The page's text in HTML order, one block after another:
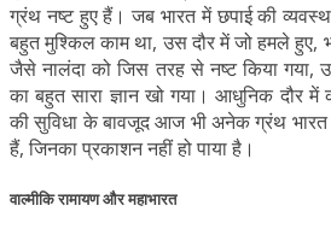
ग्रंथ नष्ट हुए हैं। जब भारत में छपाई की
बहुत मुश्किल काम था, उस दौर में जो हमले हुए,
जैसे नालंदा को जिस तरह से नष्ट किया गया,
का बहुत सारा ज्ञान खो गया। आधुनिक दौर
की सुविधा के बावजूद आज भी अनेक ग्रंथ भारत
हैं, जिनका प्रकाशन नहीं हो पाया है।
वाल्मीकि रामायण और महाभारत